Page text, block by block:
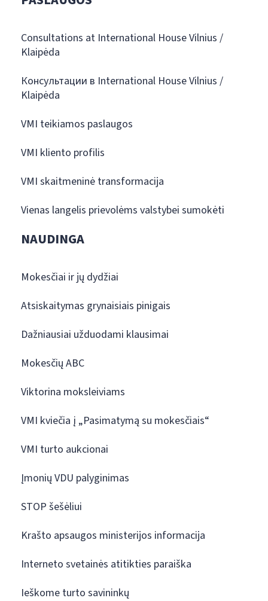
Consultations at International House Vilnius /
Klaipėda
Консультации в International House Vilnius /
Klaipėda
VMI teikiamos paslaugos
VMI kliento profilis
VMI skaitmeninė transformacija
Vienas langelis prievolėms valstybei sumokėti
NAUDINGA
Mokesčiai ir jų dydžiai
Atsiskaitymas grynaisiais pinigais
Dažniausiai užduodami klausimai
Mokesčių ABC
Viktorina moksleiviams
VMI kviečia į „Pasimatymą su mokesčiais“
VMI turto aukcionai
Įmonių VDU palyginimas
STOP šešėliui
Krašto apsaugos ministerijos informacija
Interneto svetainės atitikties paraiška
Ieškome turto savininkų